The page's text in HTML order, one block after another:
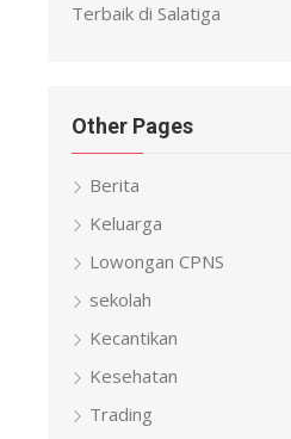
Terbaik di Salatiga
Other Pages
Berita
Keluarga
Lowongan CPNS
sekolah
Kecantikan
Kesehatan
Trading